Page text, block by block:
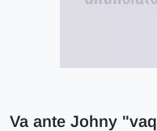
Va ante Johny